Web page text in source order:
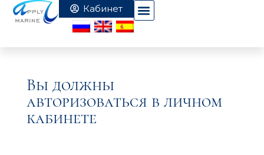
Вы должны
авторизоваться в личном
кабинете